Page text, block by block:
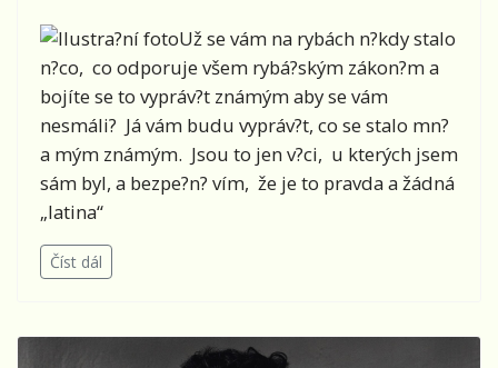
Už se vám na rybách n?kdy stalo
n?co, co odporuje všem rybá?ským zákon?m a
bojíte se to vypráv?t známým aby se vám
nesmáli? Já vám budu vypráv?t, co se stalo mn?
a mým známým. Jsou to jen v?ci, u kterých jsem
sám byl, a bezpe?n? vím, že je to pravda a žádná
„latina“
Číst dál